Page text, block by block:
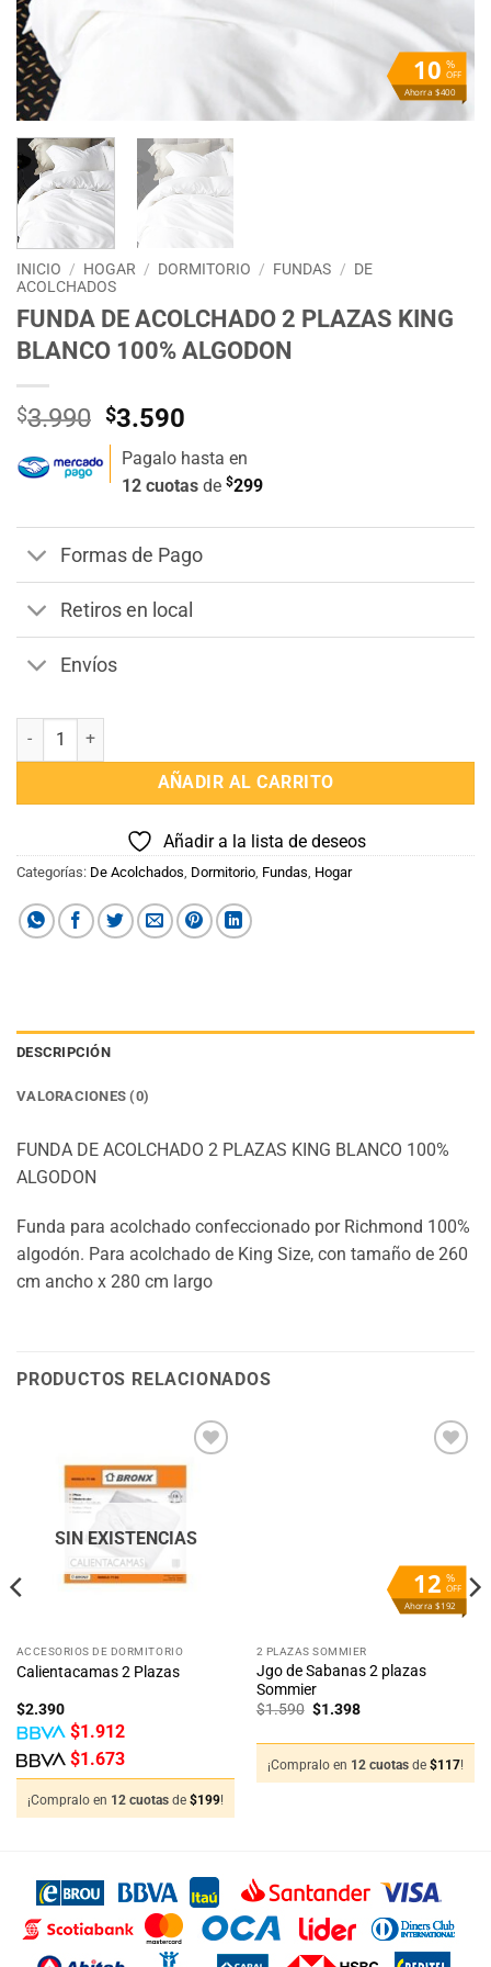
%
OFF
10
Ahorra $400
INICIO / HOGAR / DORMITORIO / FUNDAS / DE
ACOLCHADOS
FUNDA DE ACOLCHADO 2 PLAZAS KING
BLANCO 100% ALGODON
$3.990 El
precio
original
era:
$3.990.
$3.590
actual
es:
$3.590.
Pagalo hasta en
12 cuotas de $299
Formas de Pago
Retiros en local
Envíos
FUNDA DE ACOLCHADO 2 PLAZAS KING BLANCO 100% ALGODON
AÑADIR AL CARRITO
Añadir a la lista de deseos
Categorías: De Acolchados Dormitorio Fundas Hogar
DESCRIPCIÓN
VALORACIONES (0)
FUNDA DE ACOLCHADO 2 PLAZAS KING BLANCO 100%
ALGODON
Funda para acolchado confeccionado por Richmond 100%
algodón. Para acolchado de King Size, con tamaño de 260
cm ancho x 280 cm largo
PRODUCTOS RELACIONADOS
Añadir
deseos
SIN EXISTENCIAS
ACCESORIOS DE DORMITORIO
Calientacamas 2 Plazas
$2.390
$1.912
$1.673
¡Compralo en 12 cuotas de $199!
%
OFF
12
Ahorra $192
2 PLAZAS SOMMIER
Jgo de Sabanas 2 plazas
Sommier
$1.590 El
$1.590.
$1.398El
$1.398.
¡Compralo en 12 cuotas de $117!